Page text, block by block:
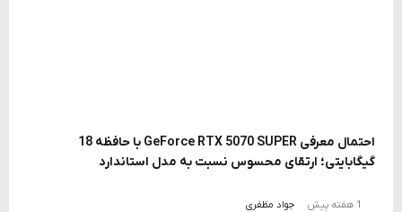
احتمال معرفی GeForce RTX 5070 SUPER با حافظه 18
گیگابایتی؛ ارتقای محسوس نسبت به مدل استاندارد
1 هفته پیش جواد مظفری